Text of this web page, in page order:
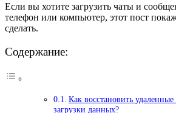
Если вы хотите загрузить чаты и
телефон или компьютер, этот пост
сделать.
Содержание:
Как восстановить
загрузки данных?